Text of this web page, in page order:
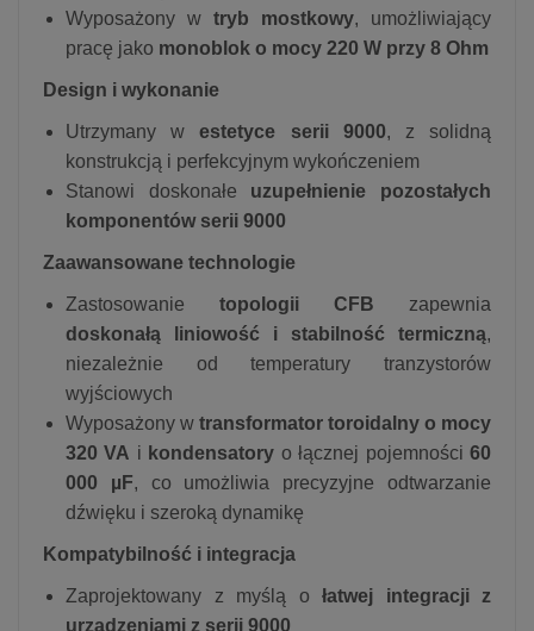
Wyposażony w tryb mostkowy, umożliwiający
pracę jako monoblok o mocy 220 W przy 8 Ohm
Design i wykonanie
Utrzymany westetyce serii 9000, z solidną
konstrukcją i perfekcyjnym wykończeniem
Stanowi doskonałe uzupełnienie pozostałych
komponentów serii 9000
Zaawansowane technologie
Zastosowanie topologii CFB zapewnia
doskonałą liniowość i stabilność termiczną,
niezależnie od temperatury tranzystorów
wyjściowych
Wyposażony w transformator toroidalny o mocy
320 VA i kondensatory o łącznej pojemności60
000 µF, co umożliwia precyzyjne odtwarzanie
dźwięku i szeroką dynamikę
Kompatybilność i integracja
Zaprojektowany z myślą o łatwej integracji z
urządzeniami z serii 9000